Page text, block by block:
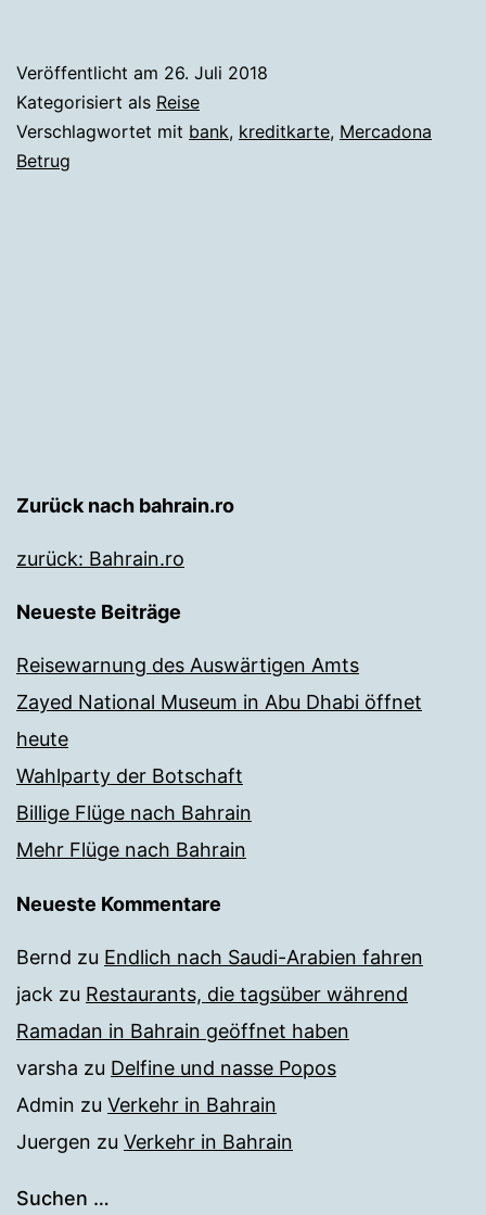
Veröffentlicht am 26. Juli 2018
Kategorisiert als Reise
Verschlagwortet mit bank, kreditkarte, Mercadona
Betrug
Zurück nach bahrain.ro
zurück: Bahrain.ro
Neueste Beiträge
Reisewarnung des Auswärtigen Amts
Zayed National Museum in Abu Dhabi öffnet
heute
Wahlparty der Botschaft
Billige Flüge nach Bahrain
Mehr Flüge nach Bahrain
Neueste Kommentare
Bernd zu Endlich nach Saudi-Arabien fahren
jack zu Restaurants, die tagsüber während
Ramadan in Bahrain geöffnet haben
varsha zu Delfine und nasse Popos
Admin zu Verkehr in Bahrain
Juergen zu Verkehr in Bahrain
Suchen …